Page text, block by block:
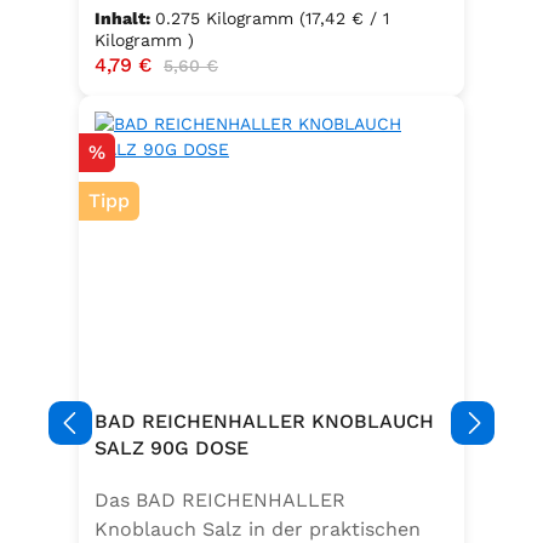
und daraus gewonnene Erzeugnisse
Inhalt: 0.275 Kilogramm (17,42 € / 1
Kilogramm )
Verkaufspreis:
4,79 € Regulärer Preis:
5,60 €
Rabatt
%
Tipp
BAD REICHENHALLER KNOBLAUCH
SALZ 90G DOSE
Das BAD REICHENHALLER
Knoblauch Salz in der praktischen